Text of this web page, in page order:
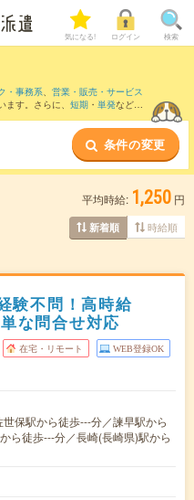
気になる! ログイン 検索
・事務系、 営業・販売・サービス
す。さらに、 短期 ・ 単発などの
ィカルセンター駅 五島町駅など近
条件の変更
平均時給: 1,250 円
新着順 時給順
験不問！高時給
な問合せ対応
在宅・リモート WEB登録OK
保駅から徒歩---分／諫早駅から
ら徒歩---分／長崎(長崎県)駅から